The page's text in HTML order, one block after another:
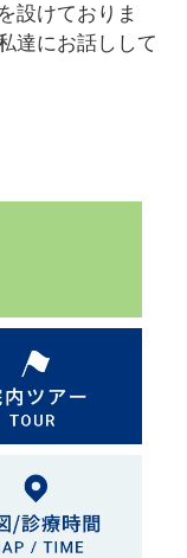
設けておりま
達にお話しして